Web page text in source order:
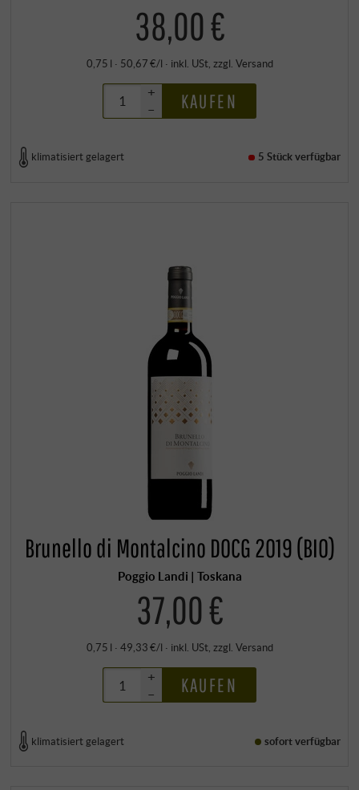
38,00 €
0,75 l · 50,67 €/l · inkl. USt, zzgl. Versand
+
–
KAUFEN
klimatisiert gelagert 5 Stückverfügbar
Brunello di Montalcino DOCG 2019 (BIO)
Poggio Landi | Toskana
37,00 €
0,75 l · 49,33 €/l · inkl. USt, zzgl. Versand
+
–
KAUFEN
klimatisiert gelagert sofort verfügbar